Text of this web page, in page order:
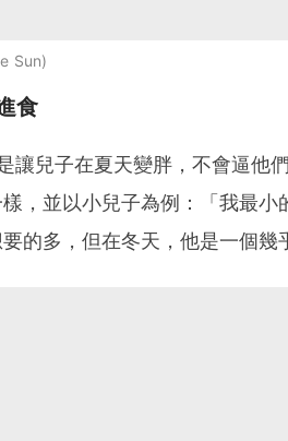
Sun
食
讓兒子在夏天變胖，不會逼他
，並以小兒子為例：「我最
的多，但在冬天，他是一個幾